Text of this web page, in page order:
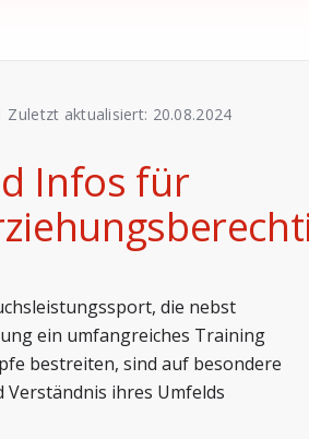
Zuletzt aktualisiert: 20.08.2024
Infos für
die nebst
ein umfangreiches Training
bestreiten, sind auf besondere
ihres Umfelds